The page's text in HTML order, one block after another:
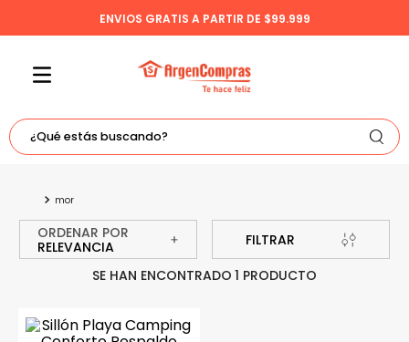
ENVIOS GRATIS A PARTIR DE $99.999
¿Qué estás buscando?
celulares
freidora
. tablet
mor
ORDENAR POR
RELEVANCIA
FILTRAR
1 PRODUCTO